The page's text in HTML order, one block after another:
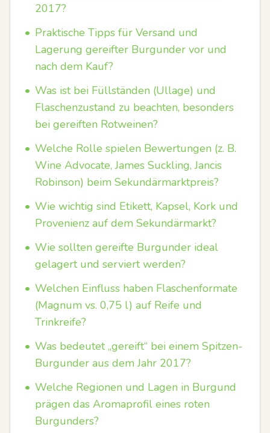
2017?
• Praktische Tipps für Versand und
Lagerung gereifter Burgunder vor und
nach dem Kauf?
• Was ist bei Füllständen (Ullage) und
Flaschenzustand zu beachten, besonders
bei gereiften Rotweinen?
• Welche Rolle spielen Bewertungen (z. B.
Wine Advocate, James Suckling, Jancis
Robinson) beim Sekundärmarktpreis?
• Wie wichtig sind Etikett, Kapsel, Kork und
Provenienz auf dem Sekundärmarkt?
• Wie sollten gereifte Burgunder ideal
gelagert und serviert werden?
• Welchen Einfluss haben Flaschenformate
(Magnum vs. 0,75 l) auf Reife und
Trinkreife?
• Was bedeutet „gereift“ bei einem Spitzen-
Burgunder aus dem Jahr 2017?
• Welche Regionen und Lagen in Burgund
prägen das Aromaprofil eines roten
Burgunders?